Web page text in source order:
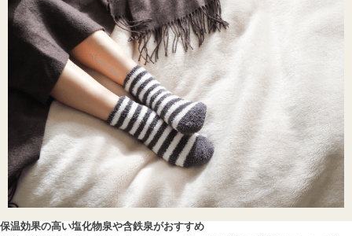
保温効果の高い塩化物泉や含鉄泉がおすすめ